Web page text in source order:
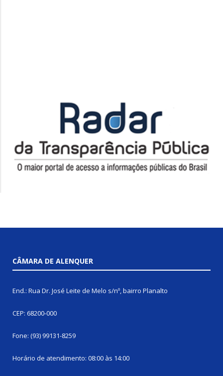
CÂMARA DE ALENQUER
End.: Rua Dr. José Leite de Melo s/nº, bairro Planalto
CEP: 68200-000
Fone: (93) 99131-8259
Horário de atendimento: 08:00 às 14:00